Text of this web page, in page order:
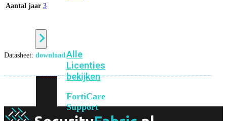
Alle
Licenties
bekijken
FortiCare
Support
Aantal jaar 3
Datasheet: download